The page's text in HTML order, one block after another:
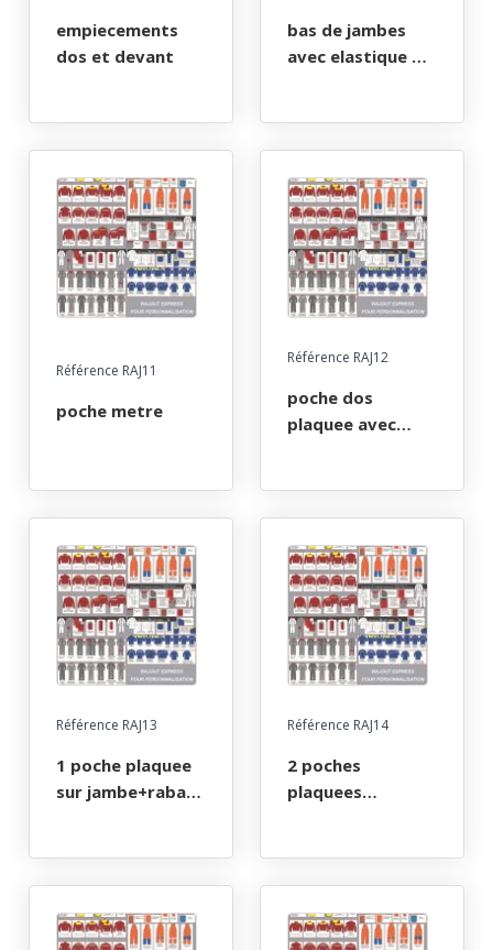
empiecements
dos et devant
bas de jambes
avec elastique ou
Référence RAJ11
poche metre
Référence RAJ12
poche dos
plaquee avec
Référence RAJ13
1 poche plaquee
sur jambe+rabat
Référence RAJ14
2 poches
plaquees